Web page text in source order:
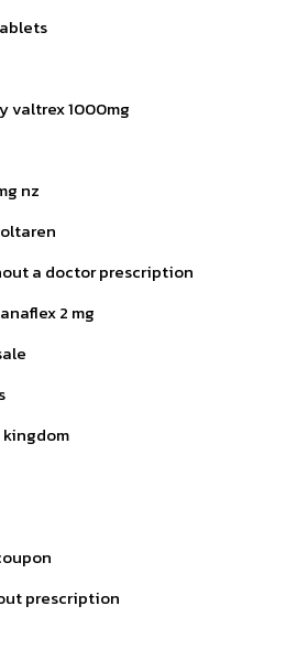
valtrex 1000mg
nz
a doctor prescription
2 mg
prescription